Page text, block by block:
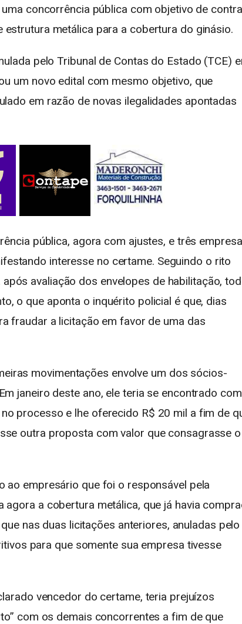
concorrência pública com objetivo de
metálica para a cobertura do ginásio.
pelo Tribunal de Contas do Estado (TCE)
um novo edital com mesmo objetivo, que
em razão de novas ilegalidades apontadas
pública, agora com ajustes, e três
interesse no certame. Seguindo o rito
avaliação dos envelopes de habilitação,
o que aponta o inquérito policial é que, dias
fraudar a licitação em favor de uma das
movimentações envolve um dos sócios-
janeiro deste ano, ele teria se encontrado
processo e lhe oferecido R$ 20 mil a fim de
outra proposta com valor que consagrasse o
ao empresário que foi o responsável pela
a cobertura metálica, que já havia
nas duas licitações anteriores, anuladas pelo
para que somente sua empresa tivesse
vencedor do certame, teria prejuízos
com os demais concorrentes a fim de que